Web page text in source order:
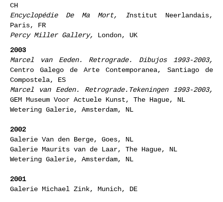
CH
Encyclopédie De Ma Mort, Institut Neerlandais,
Paris, FR
Percy Miller Gallery,
London, UK
2003
Marcel van Eeden. Retrograde. Dibujos 1993-2003,
Centro Galego de Arte Contemporanea, Santiago de
Compostela, ES
Marcel van Eeden. Retrograde.Tekeningen 1993-2003,
GEM Museum Voor Actuele Kunst, The Hague, NL
Wetering Galerie, Amsterdam, NL
2002
Galerie Van den Berge, Goes, NL
Galerie Maurits van de Laar, The Hague, NL
Wetering Galerie, Amsterdam, NL
2001
Galerie Michael Zink, Munich, DE